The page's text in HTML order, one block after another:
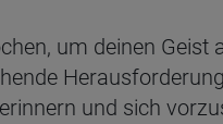
um deinen
und sich